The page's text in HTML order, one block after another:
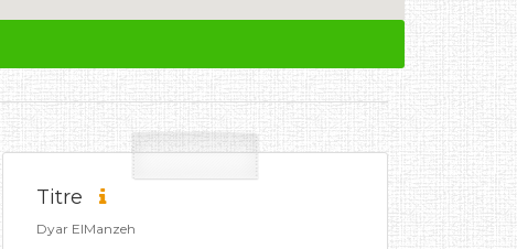
Titre
Dyar ElManzeh